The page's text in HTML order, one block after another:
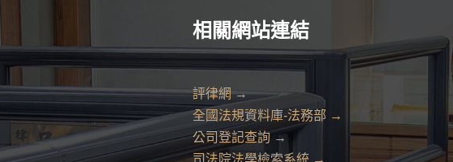
相關網站連結
評律網 →
全國法規資料庫-法務部 →
公司登記查詢 →
司法院法學檢索系統 →